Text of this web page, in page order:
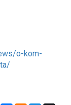
o-kom-